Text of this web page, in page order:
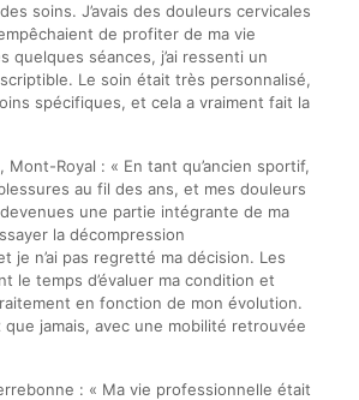
soins. J’avais des douleurs cervicales
de profiter de ma vie
quelques séances, j’ai ressenti un
Le soin était très personnalisé,
spécifiques, et cela a vraiment fait la
Mont-Royal : « En tant qu’ancien sportif,
au fil des ans, et mes douleurs
une partie intégrante de ma
la décompression
je n’ai pas regretté ma décision. Les
le temps d’évaluer ma condition et
en fonction de mon évolution.
que jamais, avec une mobilité retrouvée
: « Ma vie professionnelle était